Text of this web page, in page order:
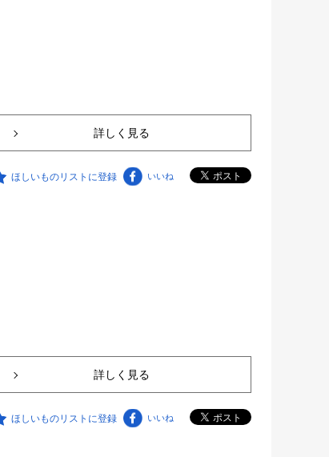
詳しく見る
ほしいものリストに登録 いいね
詳しく見る
ほしいものリストに登録 いいね